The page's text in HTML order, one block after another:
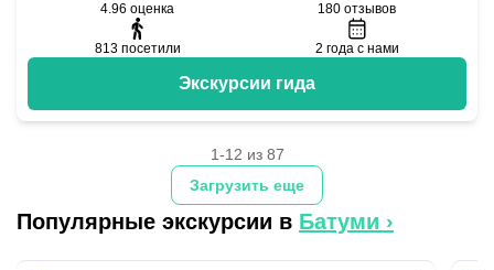
4.96 оценка 180 отзывов
813 посетили 2 года с нами
Экскурсии гида
Загрузить еще
1-12 из 87
Популярные экскурсии в Батуми ›